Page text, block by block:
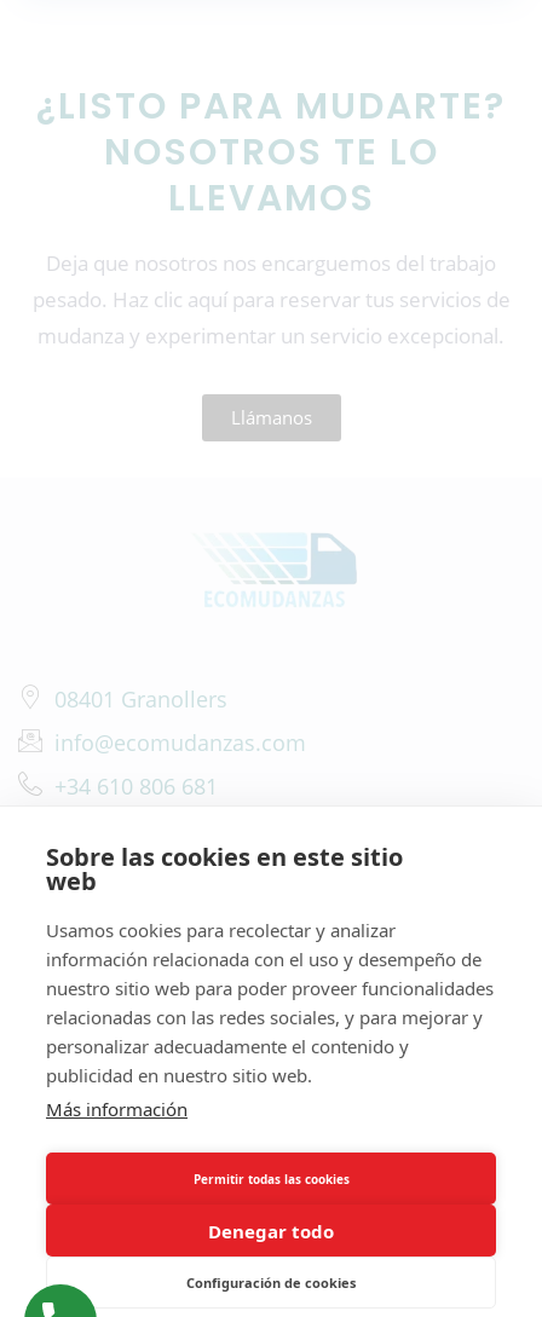
Sobre las cookies en este sitio
web
Usamos cookies para recolectar y analizar
información relacionada con el uso y desempeño de
nuestro sitio web para poder proveer funcionalidades
relacionadas con las redes sociales, y para mejorar y
personalizar adecuadamente el contenido y
publicidad en nuestro sitio web.
Más información
Permitir todas las cookies
Denegar todo
Configuración de cookies
¿LISTO PARA MUDARTE?
NOSOTROS TE LO
LLEVAMOS
Deja que nosotros nos encarguemos del trabajo
pesado. Haz clic aquí para reservar tus servicios de
mudanza y experimentar un servicio excepcional.
Llámanos
08401 Granollers
info@ecomudanzas.com
+34 610 806 681
Mudanzas Profesionales
Mudanzas en España y Europa
Información